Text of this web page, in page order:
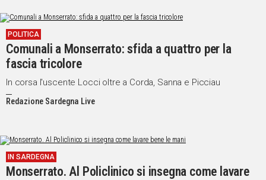
POLITICA
Comunali a Monserrato: sfida a quattro per la
fascia tricolore
In corsa l'uscente Locci oltre a Corda, Sanna e Picciau
Redazione Sardegna Live
IN SARDEGNA
Monserrato. Al Policlinico si insegna come lavare